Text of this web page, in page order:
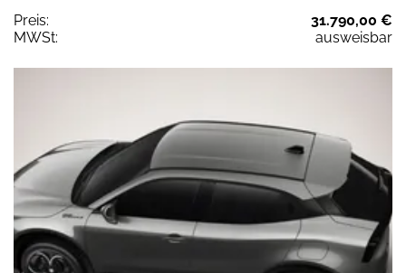
Preis:
31.790,00 €
MWSt:
ausweisbar